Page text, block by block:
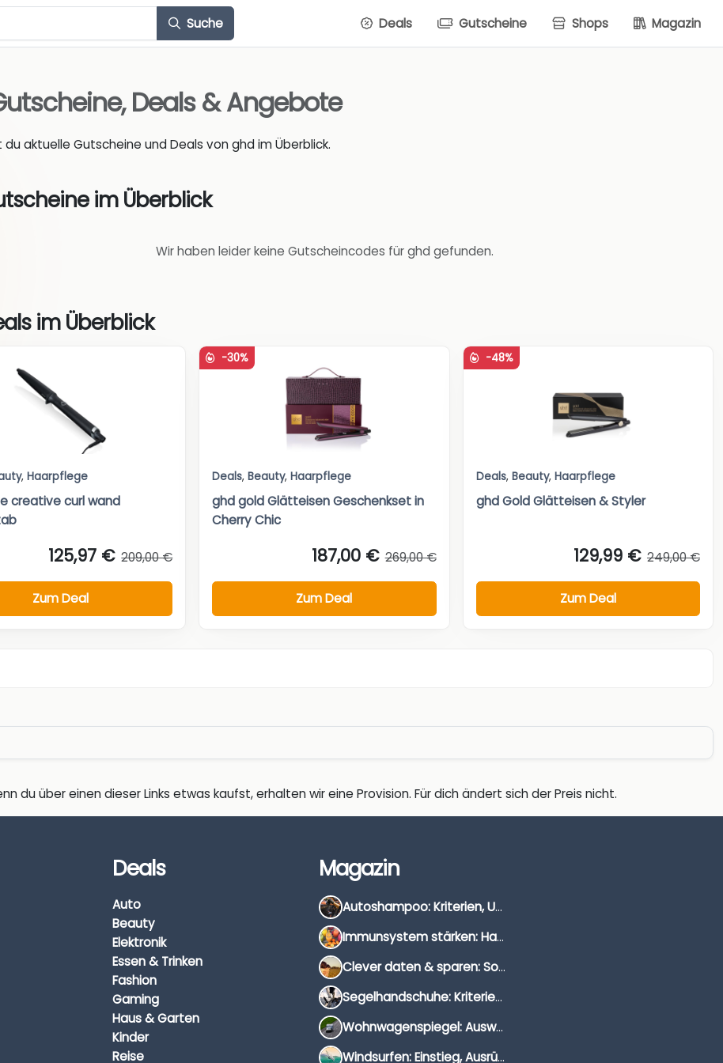
Suche Deals Gutscheine Shops Magazin
Deals & Angebote
du aktuelle Gutscheine und Deals von ghd im Überblick.
im Überblick
Wir haben leider keine Gutscheincodes für ghd gefunden.
im Überblick
, Haarpflege
creative curl wand
125,97 € 209,00 €
Zum Deal
-30%
Deals,Beauty,Haarpflege
ghd gold Glätteisen Geschenkset in
Cherry Chic
187,00 € 269,00 €
Zum Deal
-48%
Deals, Beauty, Haarpflege
ghd Gold Glätteisen & Styler
129,99 € 249,00 €
Zum Deal
du über einen dieser Links etwas kaufst, erhalten wir eine Provision. Für dich ändert sich der Preis nicht.
Deals
Auto
Beauty
Elektronik
Essen & Trinken
Fashion
Gaming
Haus & Garten
Kinder
Reise
Magazin
Autoshampoo: Kriterien, Unterschiede & Anwendung
Immunsystem stärken: Hausmittel, Vitamine & Wissenswertes
Clever daten & sparen: So findest du die besten Deals für Dates und Unternehmungen
Segelhandschuhe: Kriterien, Materialien & Tipps
Wohnwagenspiegel: Auswahl, Preise & Montage
Windsurfen: Einstieg, Ausrüstung & Tipps